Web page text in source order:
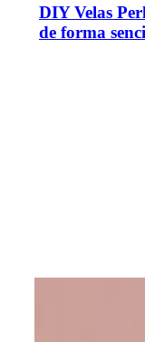
DIY Velas
de forma